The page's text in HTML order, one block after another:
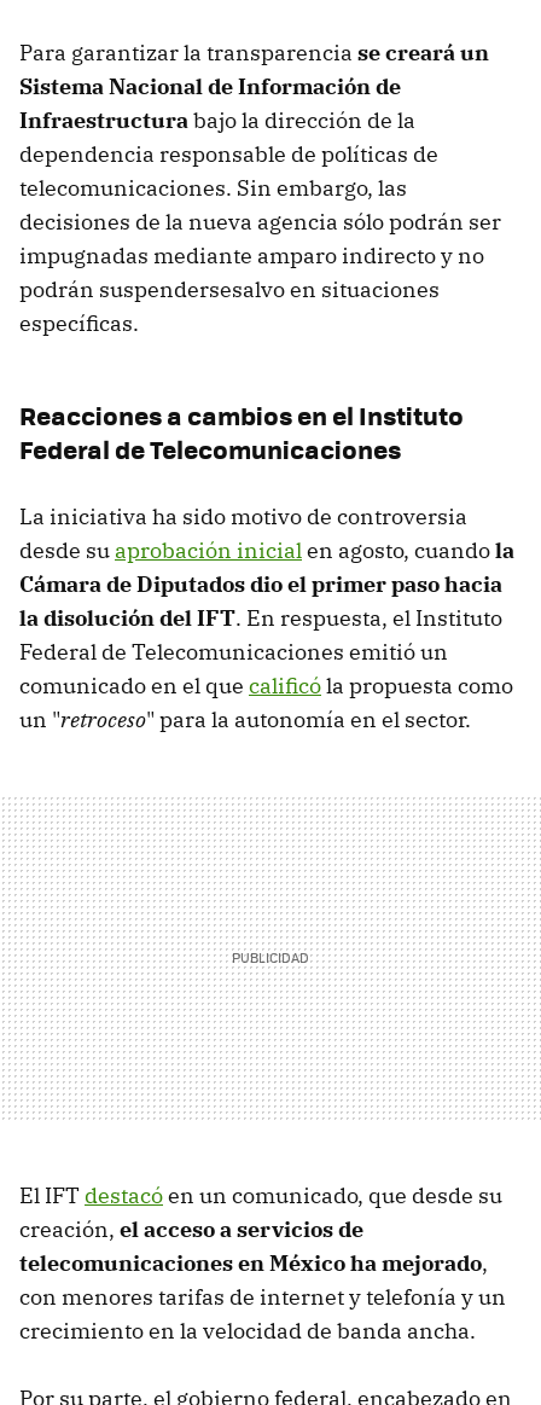
Para garantizar la transparencia se creará un
Sistema Nacional de Información de
Infraestructurabajo la dirección de la
dependencia responsable de políticas de
telecomunicaciones. Sin embargo, las
decisiones de la nueva agencia sólo podrán ser
impugnadas mediante amparo indirecto y no
podrán suspendersesalvo en situaciones
específicas.
Reacciones a cambios en elInstituto
Federal de Telecomunicaciones
La iniciativa ha sido motivo de controversia
desde su aprobación inicialen agosto, cuandola
Cámara de Diputados dio el primer paso hacia
la disolución del IFT. En respuesta, el Instituto
Federal de Telecomunicaciones emitió un
comunicado en el que calificóla propuesta como
un "retroceso" para la autonomía en el sector.
El IFT destacóen un comunicado, que desde su
creación, el acceso a servicios de
telecomunicaciones en México ha mejorado,
con menores tarifas de internet y telefonía y un
crecimiento en la velocidad de banda ancha.
Por su parte, el gobierno federal, encabezado en